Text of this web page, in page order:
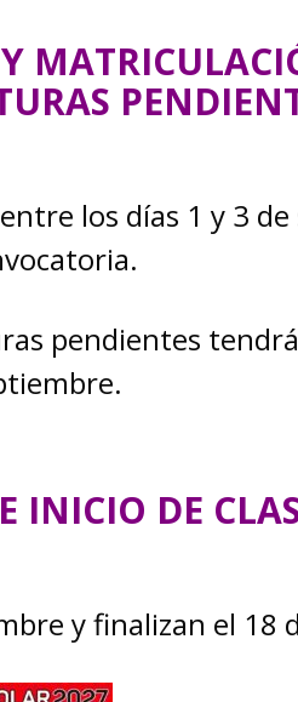
los días 1 y 3
pendientes
INICIO DE
y finalizan el 18